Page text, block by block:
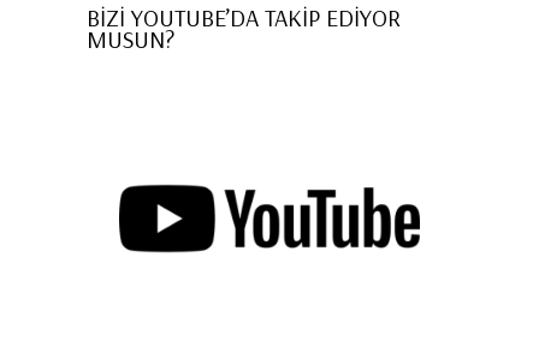
BİZİ YOUTUBE’DA TAKİP EDİYOR
MUSUN?